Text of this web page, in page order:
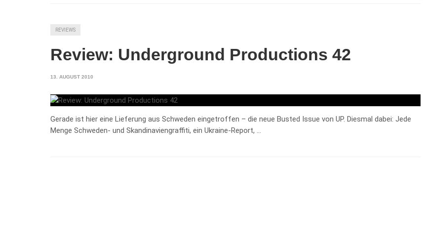
REVIEWS
Review: Underground Productions 42
13. AUGUST 2010
Gerade ist hier eine Lieferung aus Schweden eingetroffen – die neue Busted Issue von UP. Diesmal dabei: Jede
Menge Schweden- und Skandinaviengraffiti, ein Ukraine-Report, …